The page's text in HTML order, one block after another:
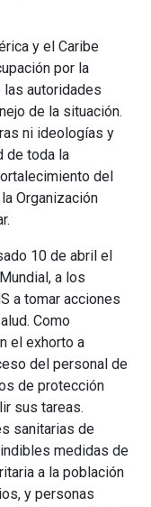
y el Caribe
por la
las autoridades
de la situación.
ni ideologías y
de toda la
del
Organización
10 de abril el
a los
a tomar acciones
Como
el exhorto a
del personal de
de protección
sus tareas.
sanitarias de
medidas de
a la población
y personas